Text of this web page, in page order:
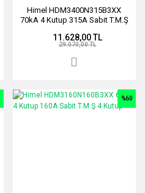
Himel HDM3400N315B3XX
70kA 4 Kutup 315A Sabit T.M.Ş
11.628,00 TL
29.070,00 TL
%60